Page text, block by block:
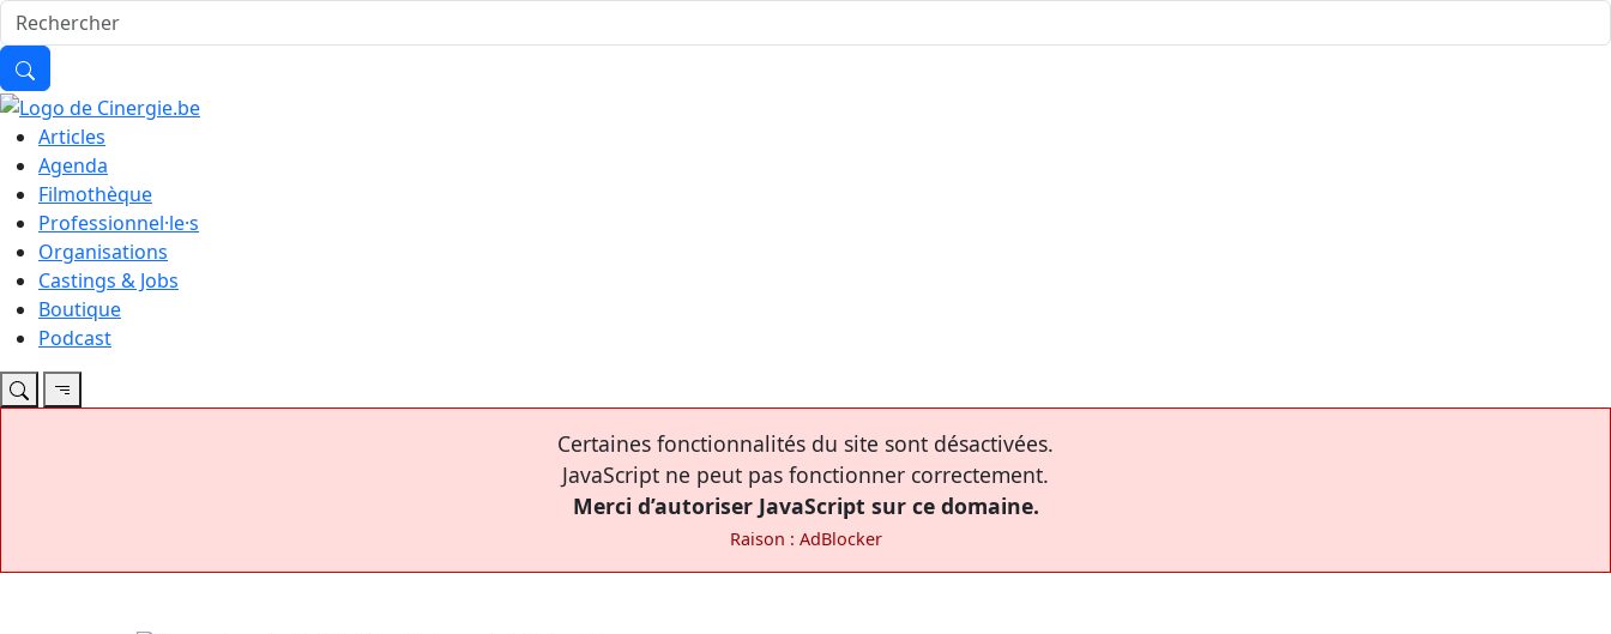
Articles
Agenda
Filmothèque
Professionnel·le·s
Organisations
Castings & Jobs
Boutique
Podcast
Certaines fonctionnalités du site sont désactivées.
JavaScript ne peut pas fonctionner correctement.
Merci d’autoriser JavaScript sur ce domaine.
Raison : AdBlocker